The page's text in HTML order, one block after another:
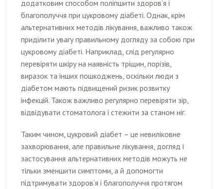
додатковим способом поліпшити здоров’я і
благополуччя при цукровому діабеті. Однак, крім
альтернативних методів лікування, важливо також
приділити увагу правильному догляду за собою при
цукровому діабеті. Наприклад, слід регулярно
перевіряти шкіру на наявність тріщин, порізів,
виразок та інших пошкоджень, оскільки люди з
діабетом мають підвищений ризик розвитку
інфекцій. Також важливо регулярно перевіряти зір,
відвідувати стоматолога і стежити за станом ніг.
Таким чином, цукровий діабет – це невиліковне
захворювання, але правильне лікування, догляд і
застосування альтернативних методів можуть не
тільки зменшити симптоми, а й допомогти
підтримувати здоров’я і благополуччя протягом